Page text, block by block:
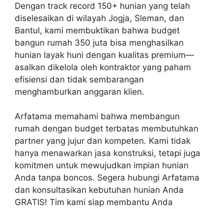
Dengan track record 150+ hunian yang telah
diselesaikan di wilayah Jogja, Sleman, dan
Bantul, kami membuktikan bahwa budget
bangun rumah 350 juta bisa menghasilkan
hunian layak huni dengan kualitas premium—
asalkan dikelola oleh kontraktor yang paham
efisiensi dan tidak sembarangan
menghamburkan anggaran klien.
Arfatama memahami bahwa membangun
rumah dengan budget terbatas membutuhkan
partner yang jujur dan kompeten. Kami tidak
hanya menawarkan jasa konstruksi, tetapi juga
komitmen untuk mewujudkan impian hunian
Anda tanpa boncos. Segera hubungi Arfatama
dan konsultasikan kebutuhan hunian Anda
GRATIS! Tim kami siap membantu Anda